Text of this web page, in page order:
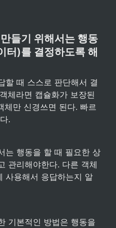
들기 위해서는 행동
터)를 결정하도록 해
할 때 스스로 판단해서 결
체라면 캡슐화가 보장된
체만 신경쓰면 된다. 빠르
.
는 행동을 할 때 필요한 상
관리해야한다. 다른 객체
사용해서 응답하는지 알
기본적인 방법은 행동을